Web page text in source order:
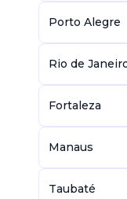
Porto Alegre
Rio de
Fortaleza
Manaus
Taubaté